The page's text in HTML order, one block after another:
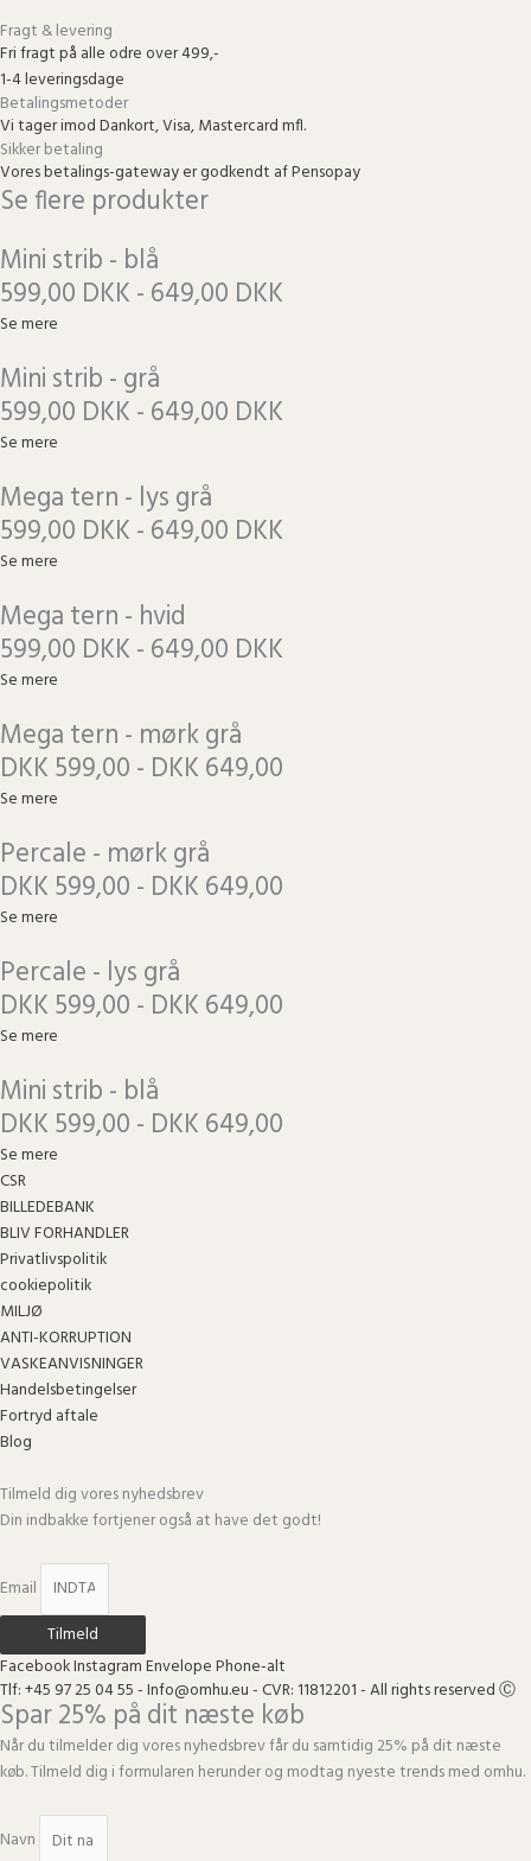
Fragt & levering
Fri fragt på alle odre over 499,-
1-4 leveringsdage
Betalingsmetoder
Vi tager imod Dankort, Visa, Mastercard mfl.
Sikker betaling
Vores betalings-gateway er godkendt af Pensopay
Se flere produkter
Mini strib - blå
599,00 DKK - 649,00 DKK
Se mere
Mini strib - grå
599,00 DKK - 649,00 DKK
Se mere
Mega tern - lys grå
599,00 DKK - 649,00 DKK
Se mere
Mega tern - hvid
599,00 DKK - 649,00 DKK
Se mere
Mega tern - mørk grå
DKK 599,00 - DKK 649,00
Se mere
Percale - mørk grå
DKK 599,00 - DKK 649,00
Se mere
Percale - lys grå
DKK 599,00 - DKK 649,00
Se mere
Mini strib - blå
DKK 599,00 - DKK 649,00
Se mere
CSR
BILLEDEBANK
BLIV FORHANDLER
Privatlivspolitik
cookiepolitik
MILJØ
ANTI-KORRUPTION
VASKEANVISNINGER
Handelsbetingelser
Fortryd aftale
Blog
Tilmeld dig vores nyhedsbrev
Din indbakke fortjener også at have det godt!
Email
Tilmeld
FacebookInstagramEnvelopePhone-alt
Tlf: +45 97 25 04 55 - Info@omhu.eu - CVR: 11812201 - All rights reserved Ⓒ
Spar 25% på dit næste køb
Når du tilmelder dig vores nyhedsbrev får du samtidig 25% på dit næste
køb. Tilmeld dig i formularen herunder og modtag nyeste trends med omhu.
Navn